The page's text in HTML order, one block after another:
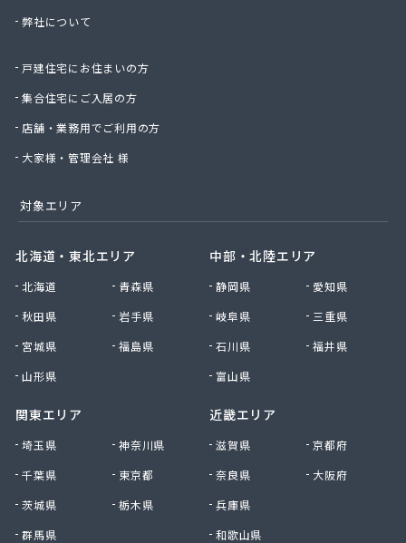
株式会社桑原商事
株式会社元久商店
株式会社古田商店
株式会社三好ガス
株式会社山源服部商会
株式会社山新プロパン部
株式会社山田幸一商店
株式会社小林本店
株式会社小林本店稲沢店
株式会社松村プロパン部
株式会社新東
株式会社森上製油所
株式会社杉浦林産給油所
株式会社清川商店
株式会社青木サービス
株式会社石川鉄沖商店
株式会社石泰商会
弊社について
戸建住宅にお住まいの方
集合住宅にご入居の方
店舗・業務用でご利用の方
大家様・管理会社 様
対象エリア
北海道・東北エリア
北海道
青森県
秋田県
岩手県
宮城県
福島県
山形県
関東エリア
埼玉県
神奈川県
千葉県
東京都
茨城県
栃木県
群馬県
中部・北陸エリア
静岡県
愛知県
岐阜県
三重県
石川県
福井県
富山県
近畿エリア
滋賀県
京都府
奈良県
大阪府
兵庫県
和歌山県